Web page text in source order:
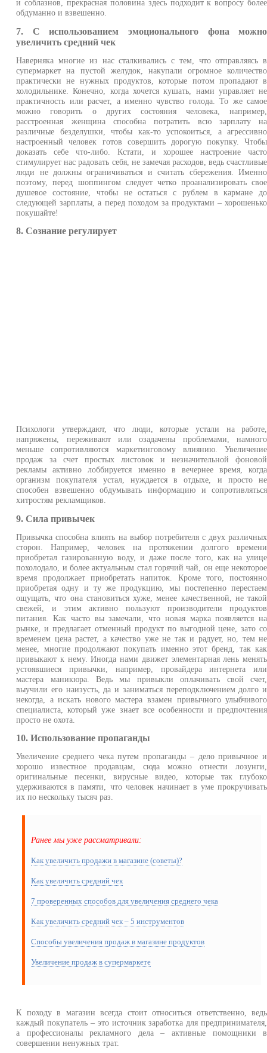
и соблазнов, прекрасная половина здесь подходит к вопросу более
обдуманно и взвешенно.
7. С использованием эмоционального фона можно
увеличить средний чек
Наверняка многие из нас сталкивались с тем, что отправляясь в
супермаркет на пустой желудок, накупали огромное количество
практически не нужных продуктов, которые потом пропадают в
холодильнике. Конечно, когда хочется кушать, нами управляет не
практичность или расчет, а именно чувство голода. То же самое
можно говорить о других состояния человека, например,
расстроенная женщина способна потратить всю зарплату на
различные безделушки, чтобы как-то успокоиться, а агрессивно
настроенный человек готов совершить дорогую покупку. Чтобы
доказать себе что-либо. Кстати, и хорошее настроение часто
стимулирует нас радовать себя, не замечая расходов, ведь счастливые
люди не должны ограничиваться и считать сбережения. Именно
поэтому, перед шоппингом следует четко проанализировать свое
душевое состояние, чтобы не остаться с рублем в кармане до
следующей зарплаты, а перед походом за продуктами – хорошенько
покушайте!
8. Сознание регулирует
Психологи утверждают, что люди, которые устали на работе,
напряжены, переживают или озадачены проблемами, намного
меньше сопротивляются маркетинговому влиянию. Увеличение
продаж за счет простых листовок и незначительной фоновой
рекламы активно лоббируется именно в вечернее время, когда
организм покупателя устал, нуждается в отдыхе, и просто не
способен взвешенно обдумывать информацию и сопротивляться
хитростям рекламщиков.
9. Сила привычек
Привычка способна влиять на выбор потребителя с двух различных
сторон. Например, человек на протяжении долгого времени
приобретал газированную воду, и даже после того, как на улице
похолодало, и более актуальным стал горячий чай, он еще некоторое
время продолжает приобретать напиток. Кроме того, постоянно
приобретая одну и ту же продукцию, мы постепенно перестаем
ощущать, что она становиться хуже, менее качественной, не такой
свежей, и этим активно пользуют производители продуктов
питания. Как часто вы замечали, что новая марка появляется на
рынке, и предлагает отменный продукт по выгодной цене, зато со
временем цена растет, а качество уже не так и радует, но, тем не
менее, многие продолжают покупать именно этот бренд, так как
привыкают к нему. Иногда нами движет элементарная лень менять
устоявшиеся привычки, например, провайдера интернета или
мастера маникюра. Ведь мы привыкли оплачивать свой счет,
выучили его наизусть, да и заниматься переподключением долго и
некогда, а искать нового мастера взамен привычного улыбчивого
специалиста, который уже знает все особенности и предпочтения
просто не охота.
10. Использование пропаганды
Увеличение среднего чека путем пропаганды – дело привычное и
хорошо известное продавцам, сюда можно отнести лозунги,
оригинальные песенки, вирусные видео, которые так глубоко
удерживаются в памяти, что человек начинает в уме прокручивать
их по нескольку тысяч раз.
Ранее мы уже рассматривали:
Как увеличить продажи в магазине (советы)?
Как увеличить средний чек
7 проверенных способов для увеличения среднего чека
Как увеличить средний чек – 5 инструментов
Способы увеличения продаж в магазине продуктов
Увеличение продаж в супермаркете
К походу в магазин всегда стоит относиться ответственно, ведь
каждый покупатель – это источник заработка для предпринимателя,
а профессионалы рекламного дела – активные помощники в
совершении ненужных трат.